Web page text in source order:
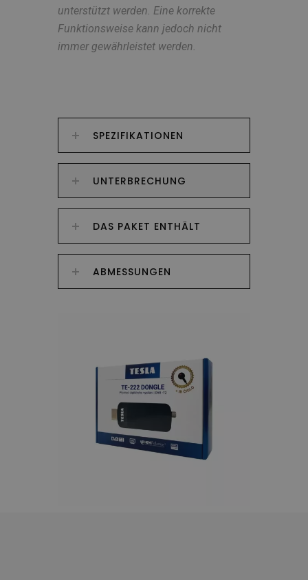
unterstützt werden. Eine korrekte
Funktionsweise kann jedoch nicht
immer gewährleistet werden.
SPEZIFIKATIONEN
UNTERBRECHUNG
DAS PAKET ENTHÄLT
ABMESSUNGEN